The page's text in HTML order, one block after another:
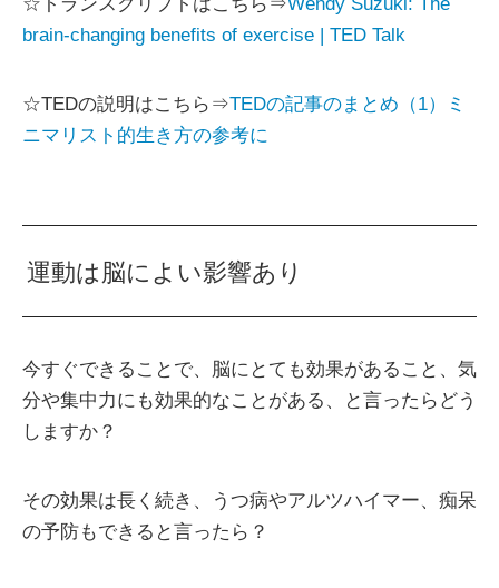
brain-changing benefits of exercise | TED Talk
☆TEDの説明はこちら⇒TEDの記事のまとめ（1）ミ
ニマリスト的生き方の参考に
運動は脳によい影響あり
今すぐできることで、脳にとても効果があること、気
分や集中力にも効果的なことがある、と言ったらどう
しますか？
その効果は長く続き、うつ病やアルツハイマー、痴呆
の予防もできると言ったら？